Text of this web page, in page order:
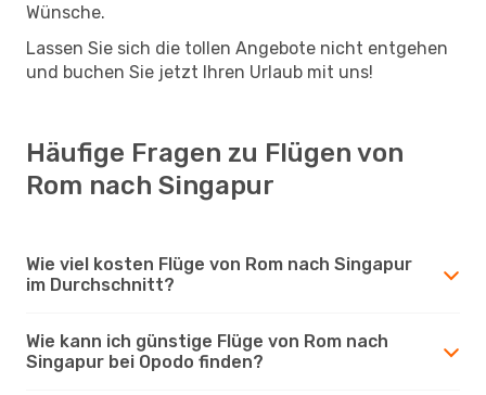
Wünsche.
Lassen Sie sich die tollen Angebote nicht entgehen
und buchen Sie jetzt Ihren Urlaub mit uns!
Häufige Fragen zu Flügen von
Rom nach Singapur
Wie viel kosten Flüge von Rom nach Singapur
im Durchschnitt?
Wie kann ich günstige Flüge von Rom nach
Singapur bei Opodo finden?